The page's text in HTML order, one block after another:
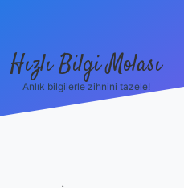
Hızlı Bilgi Molası
Anlık bilgilerle zihnini tazele!